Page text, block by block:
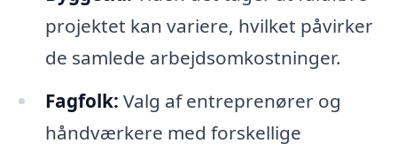
projektet kan variere, hvilket påvirker
de samlede arbejdsomkostninger.
Fagfolk: Valg af entreprenører og
håndværkere med forskellige